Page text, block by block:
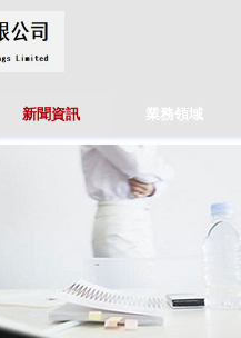
新聞資訊 業務領域